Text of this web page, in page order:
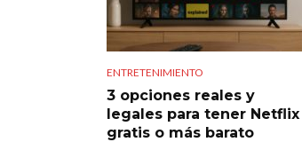
ENTRETENIMIENTO
3 opciones reales y
legales para tener Netflix
gratis o más barato